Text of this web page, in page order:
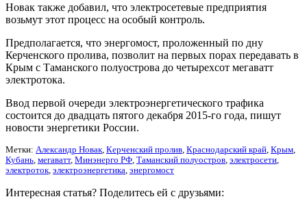
Новак также добавил, что электросетевые предприятия
возьмут этот процесс на особый контроль.
Предполагается, что энергомост, проложенный по дну
Керченского пролива, позволит на первых порах передавать в
Крым с Таманского полуострова до четырехсот мегаватт
электротока.
Ввод первой очереди электроэнергетического трафика
состоится до двадцать пятого декабря 2015-го года, пишут
новости энергетики России.
Метки: Александр Новак, Керченский пролив, Краснодарский край, Крым,
Кубань, мегаватт, Минэнерго РФ, Таманский полуостров, электросети,
электроток, электроэнергетика, энергомост
Интересная статья? Поделитесь ей с друзьями: